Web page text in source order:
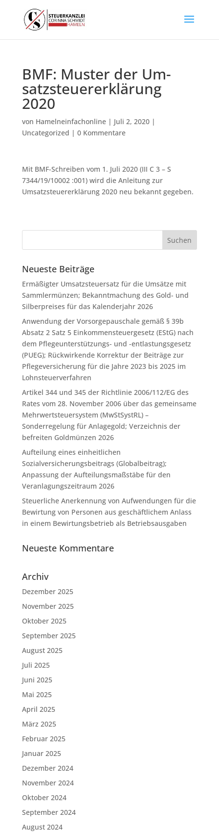
BMF: Mus­ter der Um­
satz­steu­er­er­klä­rung
2020
von Hamelneinfachonline| Juli 2, 2020|
Uncategorized | 0 Kommentare
Mit BMF-Schreiben vom 1. Juli 2020 (III C 3 – S
7344/19/10002 :001) wird die Anleitung zur
Umsatzsteuererklärung 2020 neu bekannt gegeben.
Neueste Beiträge
Ermäßigter Umsatzsteuersatz für die Umsätze mit
Sammlermünzen; Bekanntmachung des Gold- und
Silberpreises für das Kalenderjahr 2026
Anwendung der Vorsorgepauschale gemäß § 39b
Absatz 2 Satz 5 Einkommensteuergesetz (EStG) nach
dem Pflegeunterstützungs- und -entlastungsgesetz
(PUEG); Rückwirkende Korrektur der Beiträge zur
Pflegeversicherung für die Jahre 2023 bis 2025 im
Lohnsteuerverfahren
Artikel 344 und 345 der Richtlinie 2006/112/EG des
Rates vom 28. November 2006 über das gemeinsame
Mehrwertsteuersystem (MwStSystRL) –
Sonderregelung für Anlagegold; Verzeichnis der
befreiten Goldmünzen 2026
Aufteilung eines einheitlichen
Sozialversicherungsbeitrags (Globalbeitrag);
Anpassung der Aufteilungsmaßstäbe für den
Veranlagungszeitraum 2026
Steuerliche Anerkennung von Aufwendungen für die
Bewirtung von Personen aus geschäftlichem Anlass
in einem Bewirtungsbetrieb als Betriebsausgaben
Neueste Kommentare
Archiv
Dezember 2025
November 2025
Oktober 2025
September 2025
August 2025
Juli 2025
Juni 2025
Mai 2025
April 2025
März 2025
Februar 2025
Januar 2025
Dezember 2024
November 2024
Oktober 2024
September 2024
August 2024